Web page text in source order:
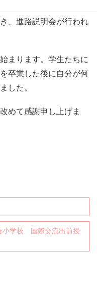
、進路説明会が行われ
まります。学生たちに
卒業した後に自分が何
した。
めて感謝申し上げま
小学校 国際交流出前授